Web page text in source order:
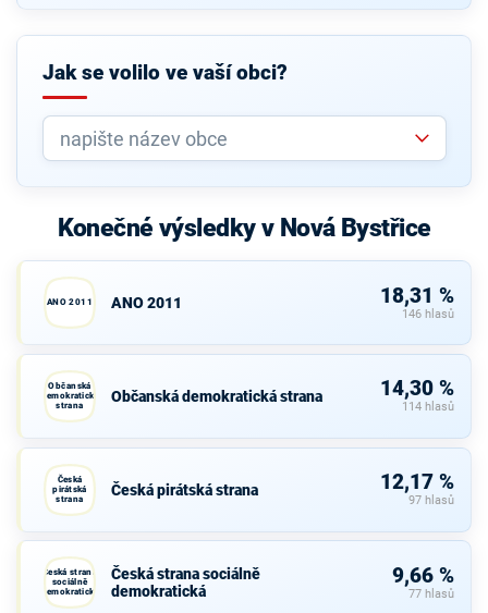
Jak se volilo ve vaší obci?
Konečné výsledky v Nová Bystřice
ANO 2011 ANO 2011 18,31 %
146 hlasů
Občanská
demokratická
strana
Občanská demokratická strana 14,30 %
114 hlasů
Česká
pirátská
strana
Česká pirátská strana 12,17 %
97 hlasů
Česká strana
sociálně
demokratická
Česká strana sociálně
demokratická
9,66 %
77 hlasů